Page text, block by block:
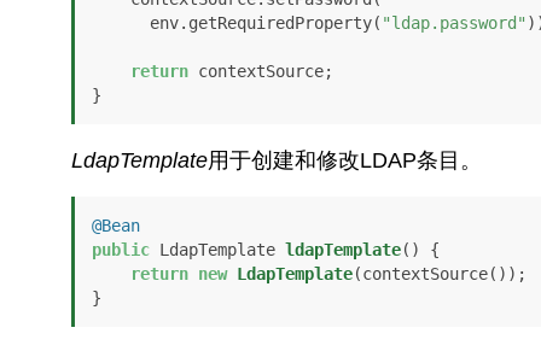
      env.getRequiredProperty(
"ldap.password"
return contextSource;
}
LdapTemplate用于创建和修改LDAP条目。
@Bean
public LdapTemplate ldapTemplate()
{
return new LdapTemplate(contextSource());
}